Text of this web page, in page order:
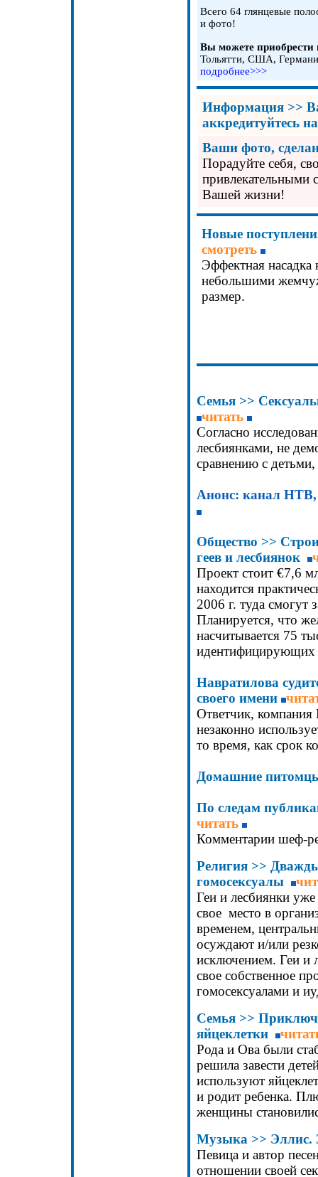
Всего 64 глянцевые
и фото!
Вы можете
Тольятти, США,
подробнее>>>
Информация >>
аккредитуйтесь
Ваши фото,
Порадуйте себя,
привлекательными
Вашей жизни!
Новые
смотреть
Эффектная насадка
небольшими
размер.
Семья >>
читать
Согласно
лесбиянками, не
сравнению с
Анонс: канал
Общество >>
геев и лесбиянок
Проект стоит €7,6
находится
2006 г. туда смогут
Планируется, что
насчитывается 75
идентифицирующих
Навратилова
своего имени
Ответчик, компания
незаконно
то время, как срок
Домашние
По следам
читать
Комментарии шеф-
Религия >>
гомосексуалы
Геи и лесбиянки
свое место в
временем,
осуждают и/или
исключением. Геи и
свое собственное
гомосексуалами и
Семья >>
яйцеклетки
Рода и Ова были
решила завести
используют
и родит ребенка.
женщины
Музыка >> Эллис.
Певица и автор
отношении своей